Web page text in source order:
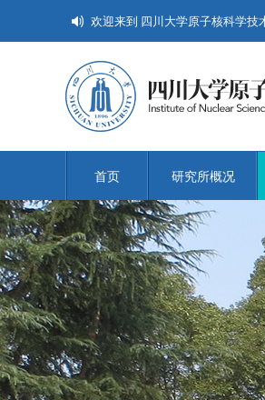
欢迎来到 四川大学原子核科学技
首页 研究所概况